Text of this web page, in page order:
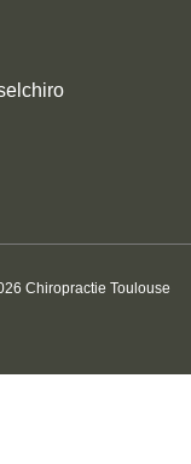
Chiropractie Toulouse